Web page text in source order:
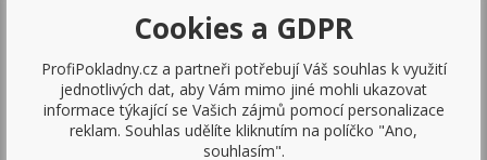
platební terminály se zjednodušila práce
obsluhy."
Markéta B., Praha
„Super rychlý pokladní systém Prodejna SQL
mi vyhovuje a dělá přesně to co jsem
očekávala"
Markéta V ., Brno
Cookies a GDPR
ProfiPokladny.cz a partneři potřebují Váš souhlas k využití
jednotlivých dat, aby Vám mimo jiné mohli ukazovat
informace týkající se Vašich zájmů pomocí personalizace
reklam. Souhlas udělíte kliknutím na políčko "Ano,
souhlasím".